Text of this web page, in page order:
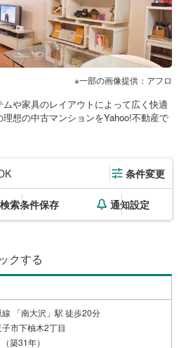
一部の画像提供：アフロ
や家具のレイアウトによって広く快適
想の中古マンションをYahoo!不動産で
条件変更
検索条件保存 通知設定
クする
「南大沢」駅 徒歩20分
市下柚木2丁目
築31年）